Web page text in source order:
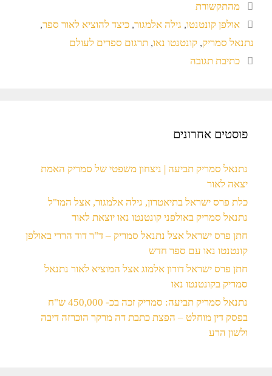
מהתקשורת
אולפן קונטנטו, גילה אלמגור,כיצד להוציא לאור ספר,
נתנאל סמריק, קונטנטו נאו, תרגום ספרים לעולם
כתיבת תגובה
פוסטים אחרונים
נתנאל סמריק תביעה | ניצחון משפטי של סמריק האמת
יצאה לאור
כלת פרס ישראל בתיאטרון, גילה אלמגור, אצל המו"ל
נתנאל סמריק באולפני קונטנטו נאו יוצאת לאור
חתן פרס ישראל אצל נתנאל סמריק – ד"ר דוד הררי באולפן
קונטנטו נאו עם ספר חדש
חתן פרס ישראל דורון אלמוג אצל המוציא לאור נתנאל
סמריק בקונטנטו נאו
נתנאל סמריק תביעה: סמריק זכה בכ- 450,000 ש"ח
בפסק דין מוחלט – הפצת כתבת דה מרקר הוכרזה דיבה
ולשון הרע